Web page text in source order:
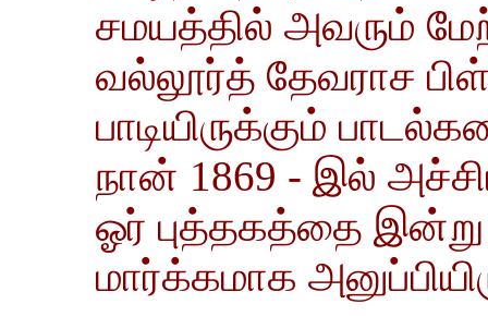
சமயத்தில் அவரும்
வல்லூர்த் தேவராச
பாடியிருக்கும்
நான் 1869 - இல்
ஓர் புத்தகத்தை
மார்க்கமாக